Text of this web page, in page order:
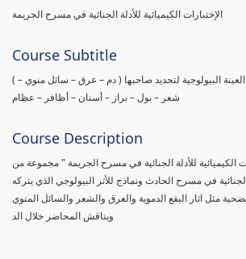
الإختبارات الكيميائية للأدلة الجنائية في مسرح الجريمة
Course Subtitle
( إجراء الإختبارات علي العينة البيولوجية لتحديد صاحبها ( دم – عرق – سائل منوي –
شعر – بول – براز – أسنان – أظافر – عظام
Course Description
الكيميائية للأدلة الجنائية في مسرح الجريمة " مجموعة من
في مسرح الحادث ونماذج للأثر البيولوجي الذي يتركه
مثل اثار البقع الدموية والعرق والشعر والسائل المنوي
ويناقش المحاضر خلال الد